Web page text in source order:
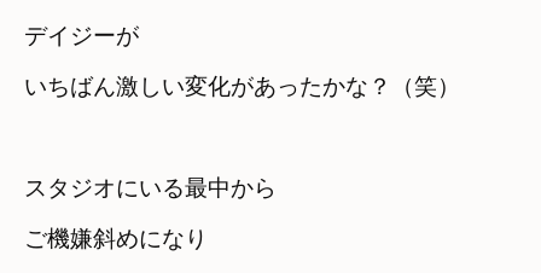
デイジーが
いちばん激しい変化があったかな？（笑）
スタジオにいる最中から
ご機嫌斜めになり